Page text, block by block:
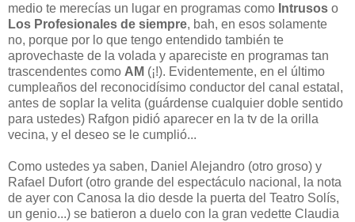
medio te merecías un lugar en programas como Intrusos o
Los Profesionales de siempre, bah, en esos solamente
no, porque por lo que tengo entendido también te
aprovechaste de la volada y apareciste en programas tan
trascendentes como AM (¡!). Evidentemente, en el último
cumpleaños del reconocidísimo conductor del canal estatal,
antes de soplar la velita (guárdense cualquier doble sentido
para ustedes) Rafgon pidió aparecer en la tv de la orilla
vecina, y el deseo se le cumplió...
Como ustedes ya saben, Daniel Alejandro (otro groso) y
Rafael Dufort (otro grande del espectáculo nacional, la nota
de ayer con Canosa la dio desde la puerta del Teatro Solís,
un genio...) se batieron a duelo con la gran vedette Claudia